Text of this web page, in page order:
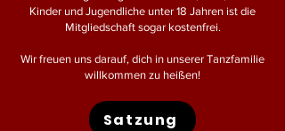
Kinder und Jugendliche unter 18 Jahren ist die
Mitgliedschaft sogar kostenfrei.
Wir freuen uns darauf, dich in unserer Tanzfamilie
willkommen zu heißen!
Satzung